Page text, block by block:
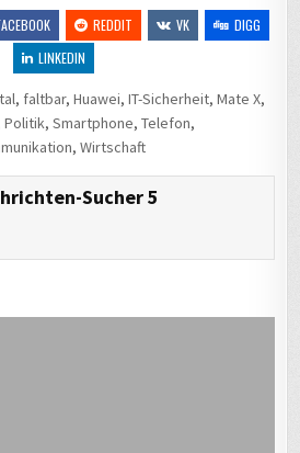
REDDIT VK
DIGG
LINKEDIN
, faltbar,Huawei,IT-Sicherheit,Mate X,
Politik,Smartphone,Telefon,
,Wirtschaft
Sucher 5